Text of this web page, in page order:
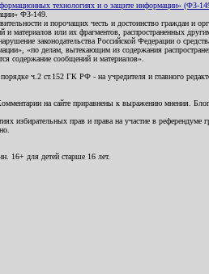
технологиях и о защите информации» (ФЗ-
ФЗ-149.
и порочащих честь и достоинство граждан и
или их фрагментов, распространенных
законодательства Российской Федерации о
«по делам, вытекающим из содержания
содержание сообщений и материалов».
ч.2 ст.152 ГК РФ - на учредителя и главного
на сайте приравнены к выражению мнения.
прав и права на участие в референдуме
16+ для детей старше 16 лет.